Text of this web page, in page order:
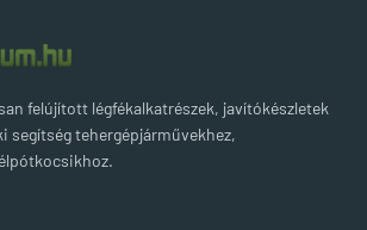
felújított légfékalkatrészek, javítókészletek
segítség tehergépjárművekhez,